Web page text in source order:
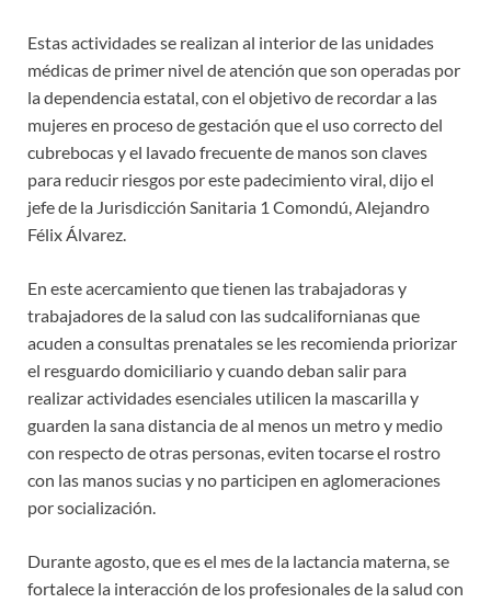
Estas actividades se realizan al interior de las unidades
médicas de primer nivel de atención que son operadas por
la dependencia estatal, con el objetivo de recordar a las
mujeres en proceso de gestación que el uso correcto del
cubrebocas y el lavado frecuente de manos son claves
para reducir riesgos por este padecimiento viral, dijo el
jefe de la Jurisdicción Sanitaria 1 Comondú, Alejandro
Félix Álvarez.
En este acercamiento que tienen las trabajadoras y
trabajadores de la salud con las sudcalifornianas que
acuden a consultas prenatales se les recomienda priorizar
el resguardo domiciliario y cuando deban salir para
realizar actividades esenciales utilicen la mascarilla y
guarden la sana distancia de al menos un metro y medio
con respecto de otras personas, eviten tocarse el rostro
con las manos sucias y no participen en aglomeraciones
por socialización.
Durante agosto, que es el mes de la lactancia materna, se
fortalece la interacción de los profesionales de la salud con